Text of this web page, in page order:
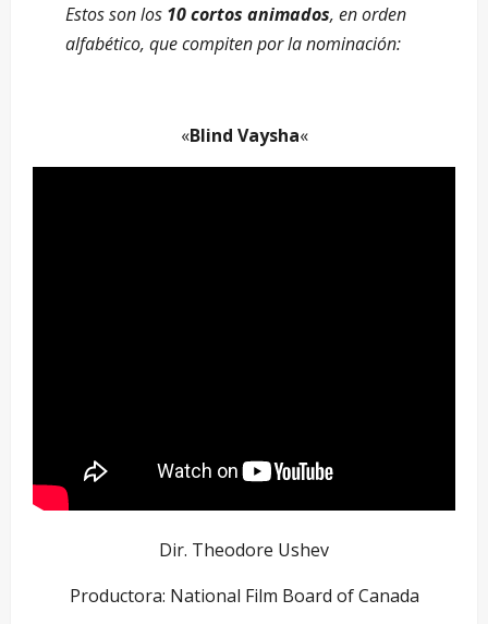
Estos son los 10 cortos animados, en orden
alfabético, que compiten por la nominación:
«Blind Vaysha«
Dir. Theodore Ushev
Productora: National Film Board of Canada